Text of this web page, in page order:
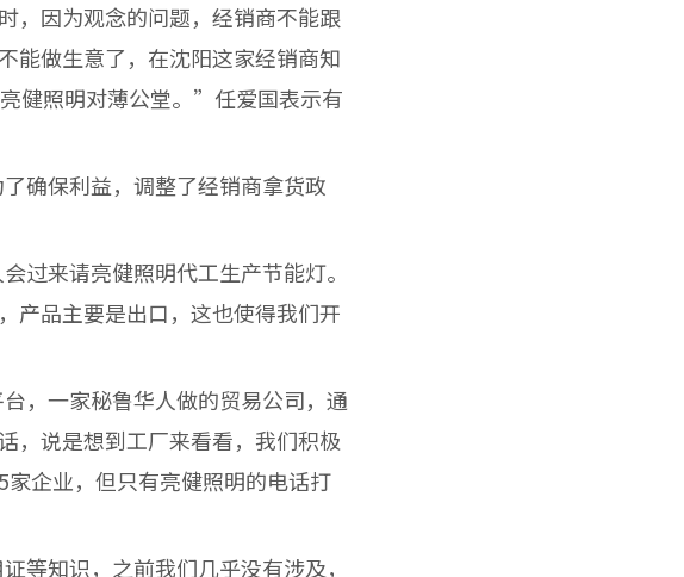
，因为观念的问题，经销商不能跟
能做生意了，在沈阳这家经销商知
健照明对薄公堂。”任爱国表示有
确保利益，调整了经销商拿货政
过来请亮健照明代工生产节能灯。
产品主要是出口，这也使得我们开
，一家秘鲁华人做的贸易公司，通
，说是想到工厂来看看，我们积极
企业，但只有亮健照明的电话打
知识，之前我们几乎没有涉及，